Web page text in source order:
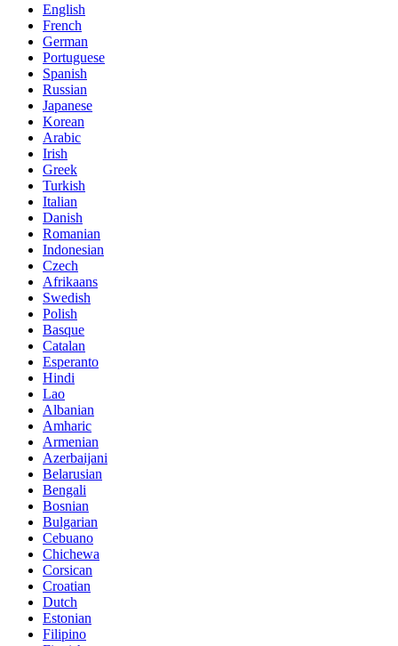
English
French
German
Portuguese
Spanish
Russian
Japanese
Korean
Arabic
Irish
Greek
Turkish
Italian
Danish
Romanian
Indonesian
Czech
Afrikaans
Swedish
Polish
Basque
Catalan
Esperanto
Hindi
Lao
Albanian
Amharic
Armenian
Azerbaijani
Belarusian
Bengali
Bosnian
Bulgarian
Cebuano
Chichewa
Corsican
Croatian
Dutch
Estonian
Filipino